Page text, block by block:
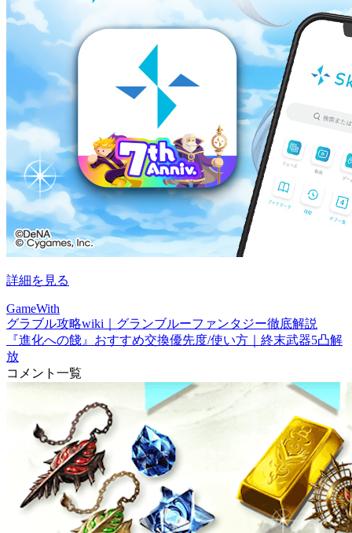
詳細を見る
GameWith
グラブル攻略wiki｜グランブルーファンタジー徹底解説
『進化への餞』おすすめ交換優先度/使い方｜終末武器5凸解
放
コメント一覧